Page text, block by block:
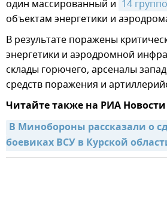
один массированный и 14
объектам энергетики и
В результате поражены
энергетики и аэродромной
склады горючего, арсеналы
средств поражения и
Читайте также на РИА
В Минобороны рассказали о
боевиках ВСУ в Курской